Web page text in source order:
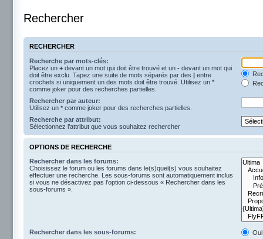
Rechercher
RECHERCHER
Recherche par mots-clés:
Placez un + devant un mot qui doit être trouvé et un - devant un mot qui
doit être exclu. Tapez une suite de mots séparés par des | entre
crochets si uniquement un des mots doit être trouvé. Utilisez un *
comme joker pour des recherches partielles.
Rechercher par auteur:
Utilisez un * comme joker pour des recherches partielles.
Recherche par attribut:
Sélectionnez l’attribut que vous souhaitez rechercher
OPTIONS DE RECHERCHE
Rechercher dans les forums:
Choisissez le forum ou les forums dans le(s)quel(s) vous souhaitez
effectuer une recherche. Les sous-forums sont automatiquement inclus
si vous ne désactivez pas l’option ci-dessous « Rechercher dans les
sous-forums ».
Rechercher dans les sous-forums:
Oui